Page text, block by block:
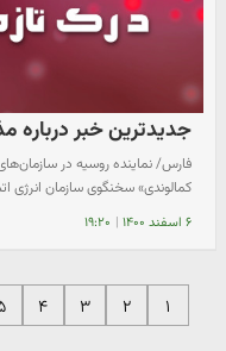
جدیدترین خبر درباره
فارس/ نماینده روسیه در
کمالوندی» سخنگوی سازمان انرژی
۶ اسفند ۱۴۰۰ | ۱۹:۲۰
۱ ۲ ۳ ۴